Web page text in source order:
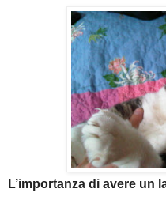
L’importanza di avere un